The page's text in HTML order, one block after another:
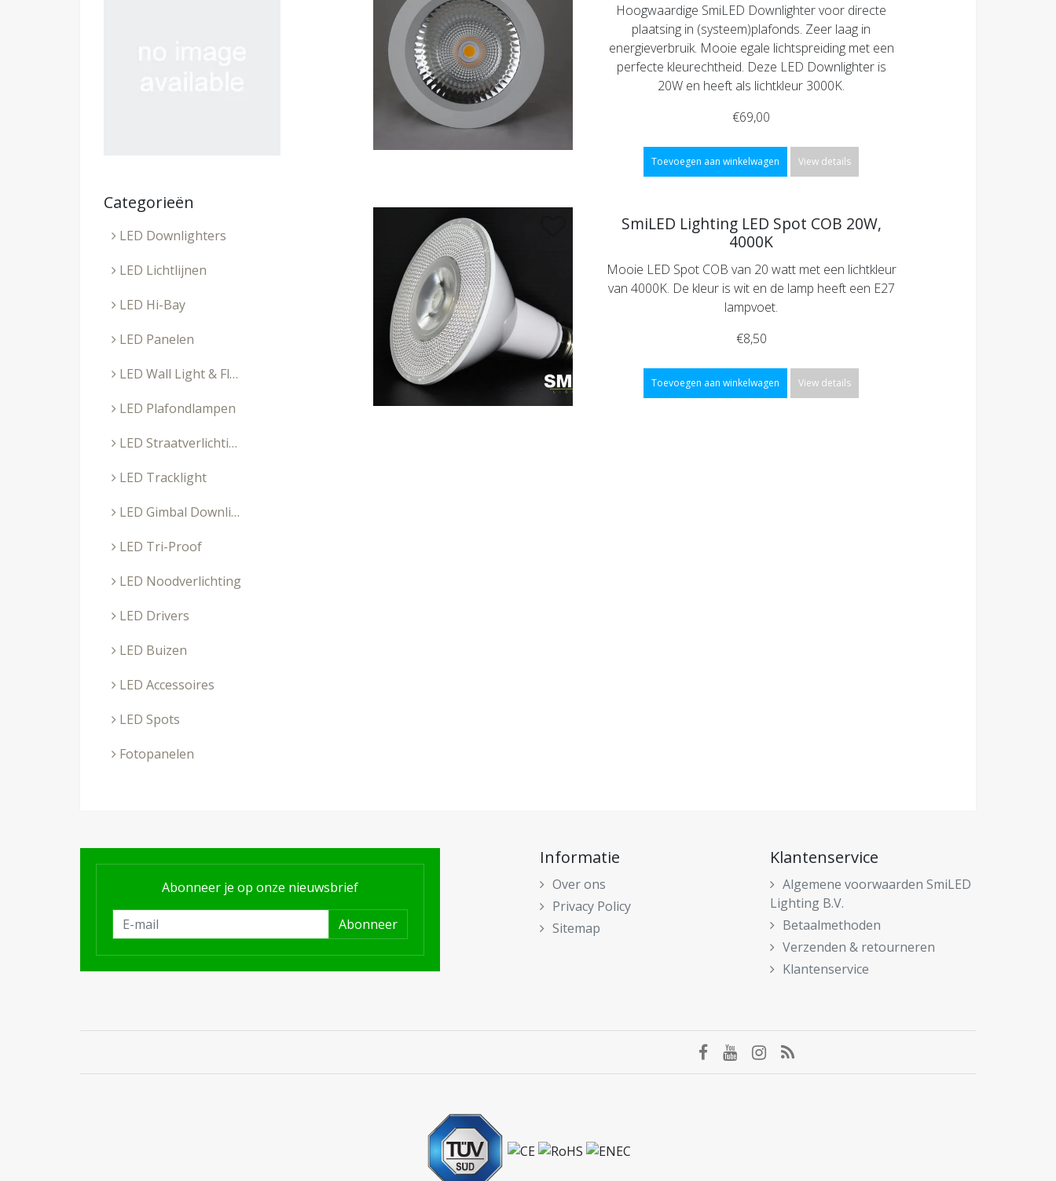
Categorieën
LED Downlighters
LED Lichtlijnen
LED Hi-Bay
LED Panelen
LED Wall Light & Floodlight
LED Plafondlampen
LED Straatverlichting
LED Tracklight
LED Gimbal Downlighters
LED Tri-Proof
LED Noodverlichting
LED Drivers
LED Buizen
LED Accessoires
LED Spots
Fotopanelen
Hoogwaardige SmiLED Downlighter voor directe
plaatsing in (systeem)plafonds. Zeer laag in
energieverbruik. Mooie egale lichtspreiding met een
perfecte kleurechtheid. Deze LED Downlighter is
20W en heeft als lichtkleur 3000K.
€69,00
Toevoegen aan winkelwagen View details
SmiLED Lighting LED Spot COB 20W,
4000K
Mooie LED Spot COB van 20 watt met een lichtkleur
van 4000K. De kleur is wit en de lamp heeft een E27
lampvoet.
€8,50
Toevoegen aan winkelwagen View details
Abonneer je op onze nieuwsbrief
Abonneer
Informatie
Over ons
Privacy Policy
Sitemap
Klantenservice
Algemene voorwaarden SmiLED
Lighting B.V.
Betaalmethoden
Verzenden & retourneren
Klantenservice